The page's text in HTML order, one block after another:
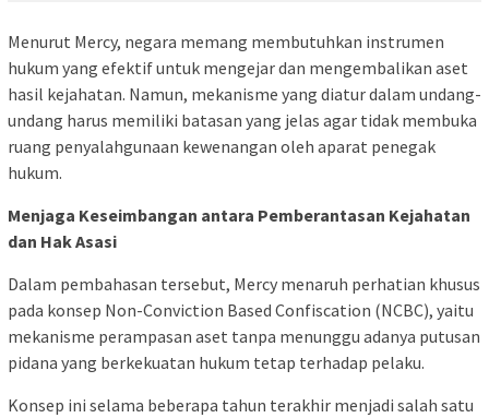
Menurut Mercy, negara memang membutuhkan instrumen
hukum yang efektif untuk mengejar dan mengembalikan aset
hasil kejahatan. Namun, mekanisme yang diatur dalam undang-
undang harus memiliki batasan yang jelas agar tidak membuka
ruang penyalahgunaan kewenangan oleh aparat penegak
hukum.
Menjaga Keseimbangan antara Pemberantasan Kejahatan
dan Hak Asasi
Dalam pembahasan tersebut, Mercy menaruh perhatian khusus
pada konsep Non-Conviction Based Confiscation (NCBC), yaitu
mekanisme perampasan aset tanpa menunggu adanya putusan
pidana yang berkekuatan hukum tetap terhadap pelaku.
Konsep ini selama beberapa tahun terakhir menjadi salah satu